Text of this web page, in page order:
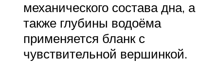
механического состава дна, а
также глубины водоёма
применяется бланк с
чувствительной вершинкой.